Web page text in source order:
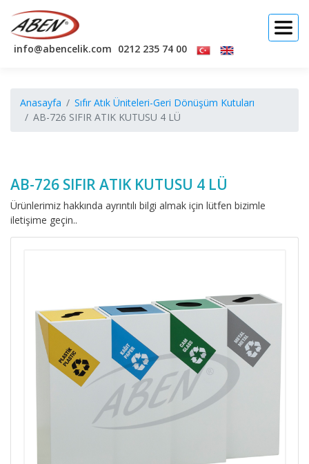
info@abencelik.com 0212 235 74 00
Anasayfa
Sıfır Atık Üniteleri-Geri Dönüşüm Kutuları
AB-726 SIFIR ATIK KUTUSU 4 LÜ
AB-726 SIFIR ATIK KUTUSU 4 LÜ
Ürünlerimiz hakkında ayrıntılı bilgi almak için lütfen bizimle
iletişime geçin..